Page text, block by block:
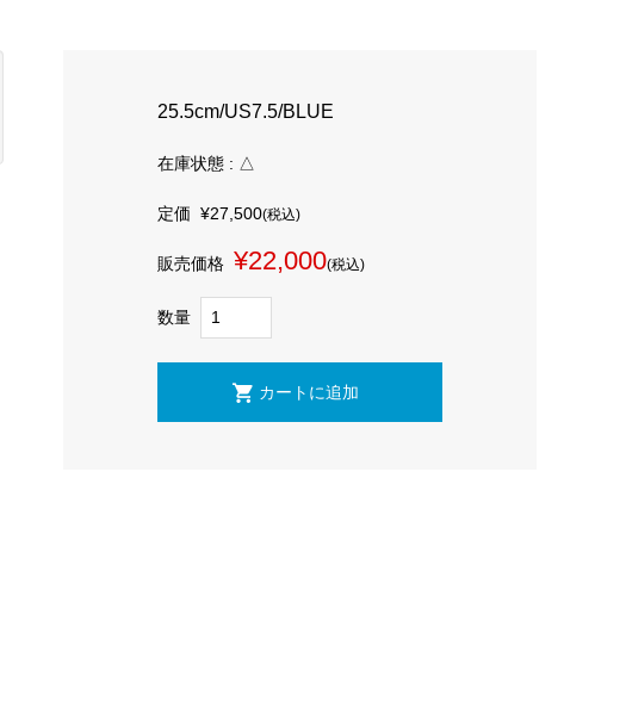
25.5cm/US7.5/BLUE
在庫状態 : △
定価¥27,500(税込)
販売価格 ¥22,000(税込)
数量